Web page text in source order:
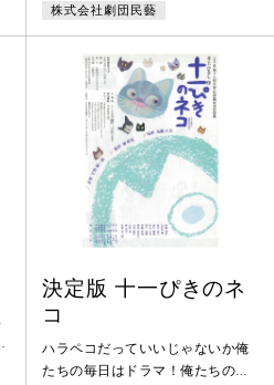
に上演されたデュマの「キーン、
あるいは狂気と天才」をサルトル
が現代的に改作。シェークスピア
劇を演じるキーンを、滝沢修が颯
爽と演じて話題を呼びました。19
世紀初め、ロンドンの社交界では
二つの噂がもちあがっていまし
た。デンマークのイギリス大使夫
人がキーンに惚れているという噂
と、大富豪の娘がキーンと旅立っ
株式会社劇団民藝
決定版 十一ぴきのネ
コ
ハラペコだっていいじゃないか俺
たちの毎日はドラマ！俺たちの啼